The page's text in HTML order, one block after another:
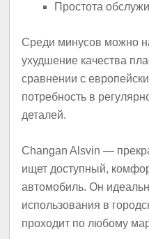
Простота
Среди минусов можно
ухудшение качества
сравнении с
потребность в
деталей.
Changan Alsvin —
ищет доступный,
автомобиль. Он
использования в
проходит по любому